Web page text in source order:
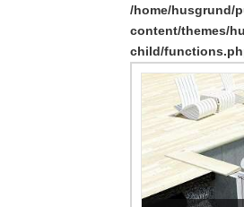
/home/husgrund/
content/themes/
child/